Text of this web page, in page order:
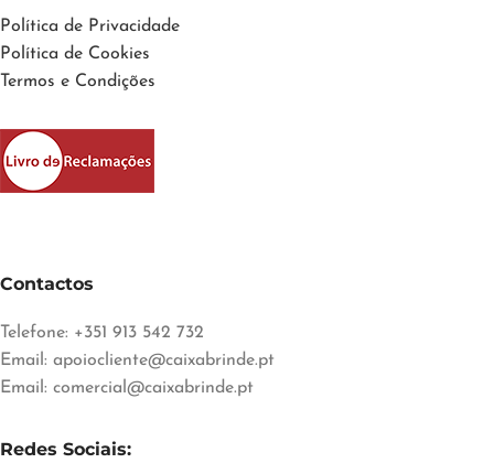
Política de Privacidade
Política de Cookies
Termos e Condições
Contactos
Telefone: +351 913 542 732
Email: apoiocliente@caixabrinde.pt
Email: comercial@caixabrinde.pt
Redes Sociais: